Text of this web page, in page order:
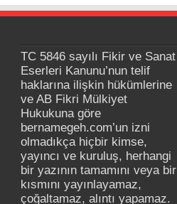
TC 5846 sayılı Fikir ve Sanat
Eserleri Kanunu’nun telif
haklarına ilişkin hükümlerine
ve AB Fikri Mülkiyet
Hukukuna göre
bernamegeh.com’un izni
olmadıkça hiçbir kimse,
yayıncı ve kuruluş, herhangi
bir yazının tamamını veya bir
kısmını yayınlayamaz,
çoğaltamaz, alıntı yapamaz.